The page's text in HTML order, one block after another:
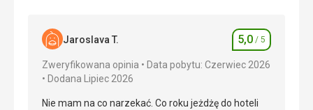
Jaroslava T. Ocena
5,0 / 5
Zweryfikowana opinia
Data pobytu: Czerwiec 2026
Dodana Lipiec 2026
Nie mam na co narzekać. Co roku jeżdżę do hoteli